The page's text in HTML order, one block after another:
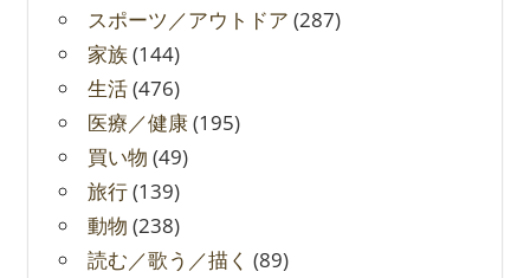
スポーツ／アウトドア (287)
家族(144)
生活(476)
医療／健康(195)
買い物 (49)
旅行(139)
動物 (238)
読む／歌う／描く (89)